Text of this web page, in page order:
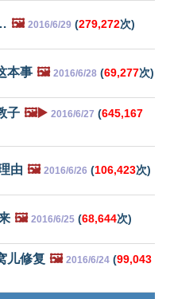
🖼️ 2016/6/29 (279,272次)
本事 🖼️ 2016/6/28 (69,277次)
子 🖼️▶️ 2016/6/27 (645,167
由 🖼️ 2016/6/26 (106,423次)
🖼️ 2016/6/25 (68,644次)
儿修复 🖼️ 2016/6/24 (99,043